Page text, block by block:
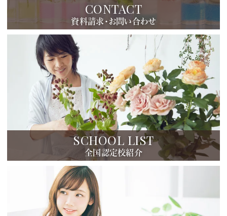
CONTACT
資料請求・お問い合わせ
SCHOOL LIST
全国認定校紹介